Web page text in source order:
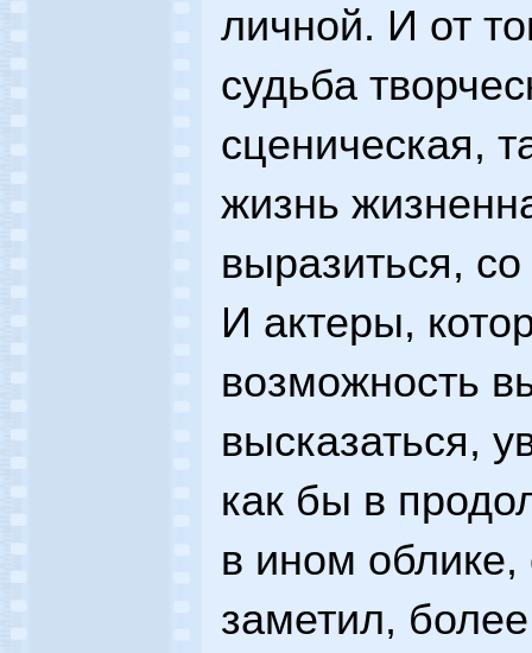
личной. И от
судьба
сценическая,
жизнь
выразиться,
И актеры,
возможность
высказаться,
как бы в
в ином
заметил,